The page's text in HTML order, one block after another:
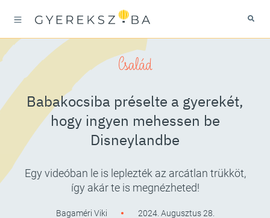
Család
Babakocsiba préselte a gyerekét,
hogy ingyen mehessen be
Disneylandbe
Egy videóban le is leplezték az arcátlan trükköt,
így akár te is megnézheted!
Bagaméri Viki 2024. Augusztus 28.